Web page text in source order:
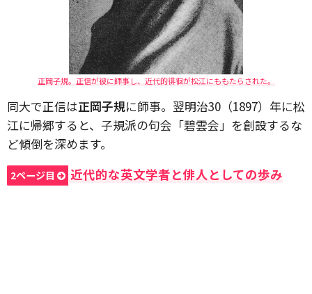
正岡子規。正信が彼に師事し、近代的徘徊が松江にももたらされた。
同大で正信は正岡子規に師事。翌明治30（1897）年に松
江に帰郷すると、子規派の句会「碧雲会」を創設するな
ど傾倒を深めます。
2ページ目 近代的な英文学者と俳人としての歩み